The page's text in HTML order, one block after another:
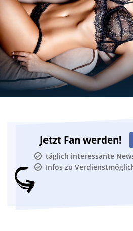
Jetzt Fan werden!
täglich interessante
Infos zu